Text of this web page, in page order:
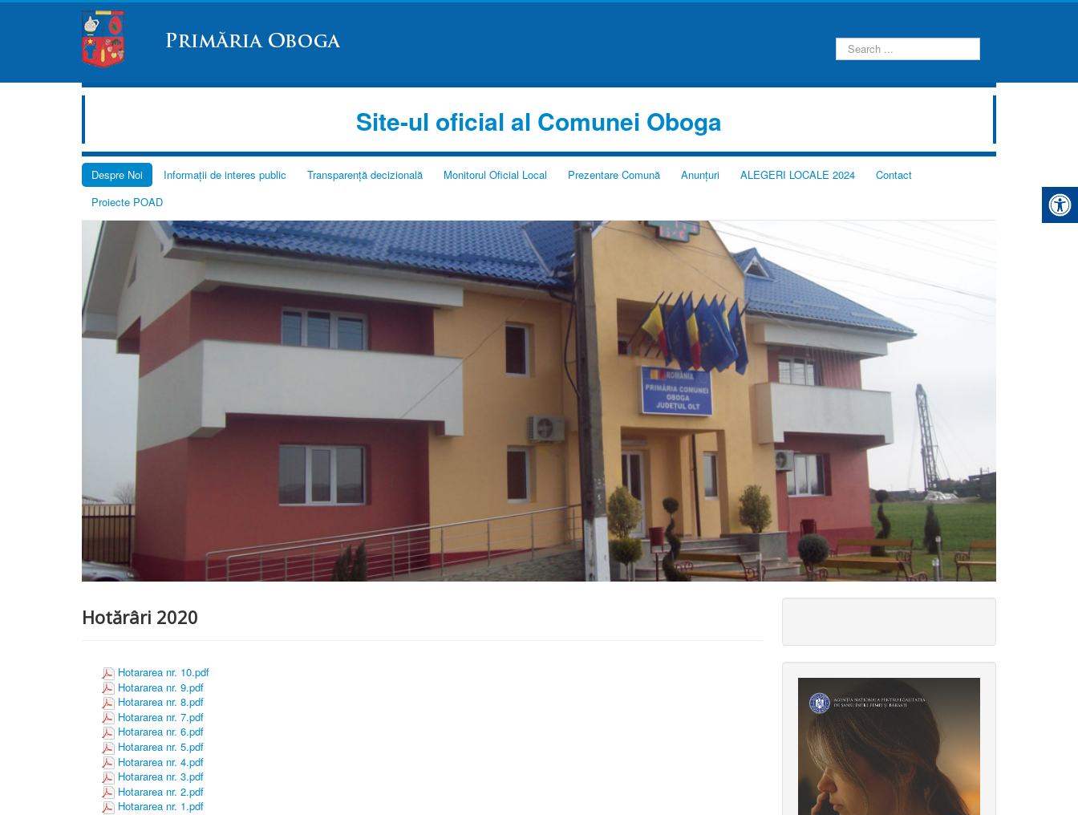
Caută...
Site-ul oficial al Comunei Oboga
Despre Noi Informații de interes public Transparență decizională Monitorul Oficial Local Prezentare Comună Anunțuri ALEGERI LOCALE 2024
Contact
Proiecte POAD
Hotărâri 2020
Hotararea nr. 10.pdf
Hotararea nr. 9.pdf
Hotararea nr. 8.pdf
Hotararea nr. 7.pdf
Hotararea nr. 6.pdf
Hotararea nr. 5.pdf
Hotararea nr. 4.pdf
Hotararea nr. 3.pdf
Hotararea nr. 2.pdf
Hotararea nr. 1.pdf